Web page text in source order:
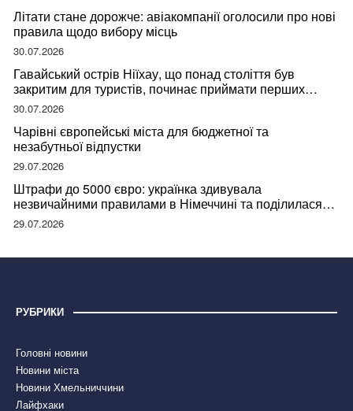
Літати стане дорожче: авіакомпанії оголосили про нові
правила щодо вибору місць
30.07.2026
Гавайський острів Ніїхау, що понад століття був
закритим для туристів, починає приймати перших
відвідувачів
30.07.2026
Чарівні європейські міста для бюджетної та
незабутньої відпустки
29.07.2026
Штрафи до 5000 євро: українка здивувала
незвичайними правилами в Німеччині та поділилася
правдою
29.07.2026
РУБРИКИ
Головні новини
Новини міста
Новини Хмельниччини
Лайфхаки